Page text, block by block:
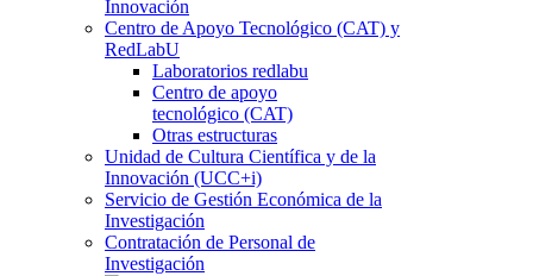
Innovación
Centro de Apoyo Tecnológico (CAT) y
RedLabU
Laboratorios redlabu
Centro de apoyo
tecnológico (CAT)
Otras estructuras
Unidad de Cultura Científica y de la
Innovación (UCC+i)
Servicio de Gestión Económica de la
Investigación
Contratación de Personal de
Investigación